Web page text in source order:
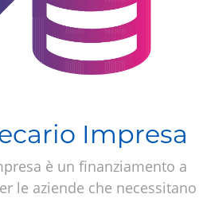
Impresa
è un finanziamento a
le aziende che necessitano